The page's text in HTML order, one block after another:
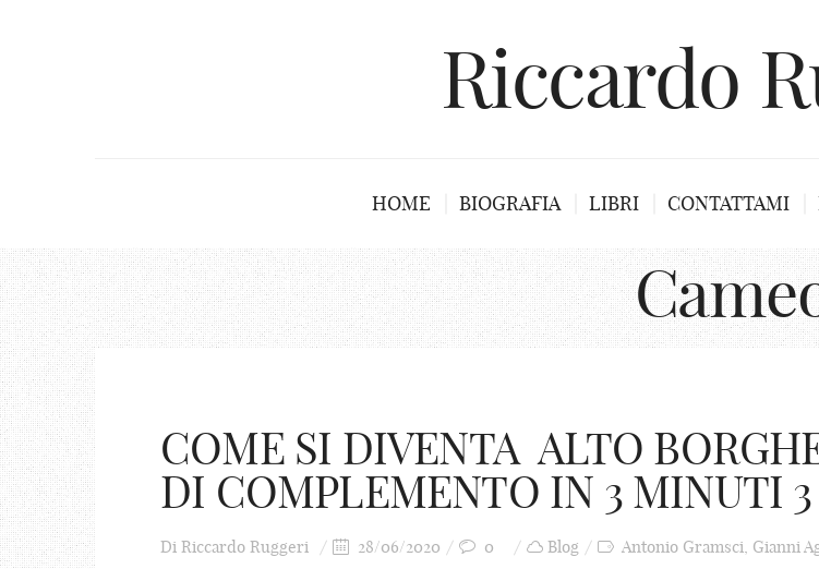
Riccardo
HOME BIOGRAFIA LIBRI CONTATTAMI
COME SI DIVENTA ALTO
DI COMPLEMENTO IN 3 MINUTI 3
Di Riccardo Ruggeri 28/06/2020 0 Blog Antonio Gramsci, Gianni